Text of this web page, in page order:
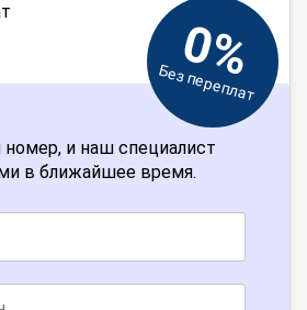
0%
Без переплат
номер, и наш специалист
в ближайшее время.